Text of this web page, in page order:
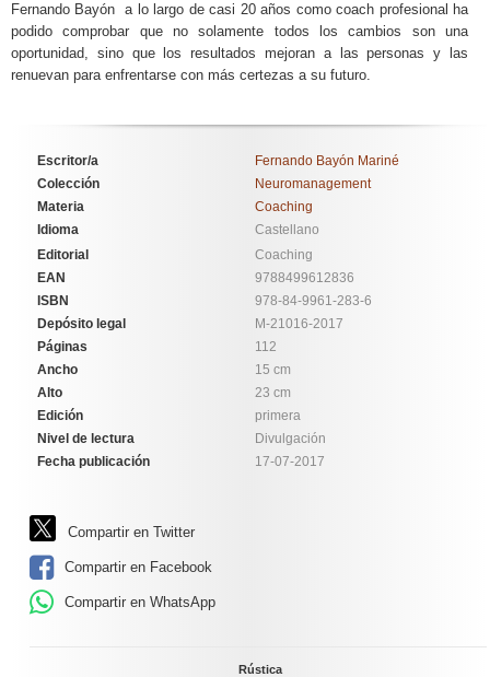
Fernando Bayón a lo largo de casi 20 años como coach profesional ha
podido comprobar que no solamente todos los cambios son una
oportunidad, sino que los resultados mejoran a las personas y las
renuevan para enfrentarse con más certezas a su futuro.
Escritor/a
Fernando Bayón Mariné
Colección
Neuromanagement
Materia
Coaching
Idioma
Castellano
Editorial
Coaching
EAN
9788499612836
ISBN
978-84-9961-283-6
Depósito legal
M-21016-2017
Páginas
112
Ancho
15 cm
Alto
23 cm
Edición
primera
Nivel de lectura
Divulgación
Fecha publicación
17-07-2017
Compartir en Twitter
Compartir en Facebook
Compartir en WhatsApp
Rústica